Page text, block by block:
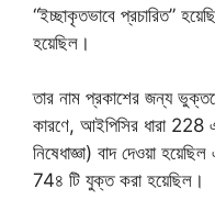
“ইচ্ছাকৃতভাবে প্রচারিত”
হয়েছিল।
তার নাম প্রকাশের জন্য
কারণে, আইপিসির ধারা
নিষেধাজ্ঞা) বাদ দেওয়া
74৪ টি যুক্ত করা হয়েছিল।